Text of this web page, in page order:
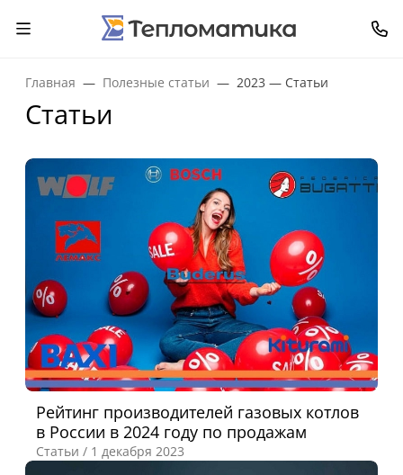
Главная Полезные статьи 2023 — Статьи
Статьи
Рейтинг производителей газовых котлов
в России в 2024 году по продажам
Статьи / 1 декабря 2023